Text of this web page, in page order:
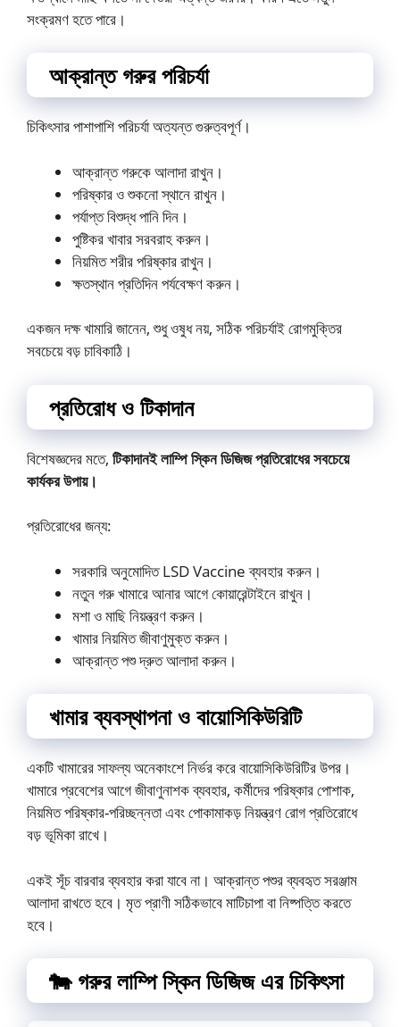
সংক্রমণ হতে পারে।
আক্রান্ত গরুর পরিচর্যা
চিকিৎসার পাশাপাশি পরিচর্যা অত্যন্ত গুরুত্বপূর্ণ।
আক্রান্ত গরুকে আলাদা রাখুন।
পরিষ্কার ও শুকনো স্থানে রাখুন।
পর্যাপ্ত বিশুদ্ধ পানি দিন।
পুষ্টিকর খাবার সরবরাহ করুন।
নিয়মিত শরীর পরিষ্কার রাখুন।
ক্ষতস্থান প্রতিদিন পর্যবেক্ষণ করুন।
একজন দক্ষ খামারি জানেন, শুধু ওষুধ নয়, সঠিক পরিচর্যাই রোগমুক্তির
সবচেয়ে বড় চাবিকাঠি।
প্রতিরোধ ও টিকাদান
বিশেষজ্ঞদের মতে, টিকাদানই লাম্পি স্কিন ডিজিজ প্রতিরোধের সবচেয়ে
কার্যকর উপায়।
প্রতিরোধের জন্য:
সরকারি অনুমোদিত LSD Vaccine ব্যবহার করুন।
নতুন গরু খামারে আনার আগে কোয়ারেন্টাইনে রাখুন।
মশা ও মাছি নিয়ন্ত্রণ করুন।
খামার নিয়মিত জীবাণুমুক্ত করুন।
আক্রান্ত পশু দ্রুত আলাদা করুন।
খামার ব্যবস্থাপনা ও বায়োসিকিউরিটি
একটি খামারের সাফল্য অনেকাংশে নির্ভর করে বায়োসিকিউরিটির উপর।
খামারে প্রবেশের আগে জীবাণুনাশক ব্যবহার, কর্মীদের পরিষ্কার পোশাক,
নিয়মিত পরিষ্কার-পরিচ্ছন্নতা এবং পোকামাকড় নিয়ন্ত্রণ রোগ প্রতিরোধে
বড় ভূমিকা রাখে।
একই সূঁচ বারবার ব্যবহার করা যাবে না। আক্রান্ত পশুর ব্যবহৃত সরঞ্জাম
আলাদা রাখতে হবে। মৃত প্রাণী সঠিকভাবে মাটিচাপা বা নিষ্পত্তি করতে
হবে।
🐄 গরুর লাম্পি স্কিন ডিজিজ এর চিকিৎসা